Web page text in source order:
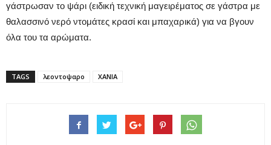
γάστρωσαν το ψάρι (ειδική τεχνική μαγειρέματος σε γάστρα με
θαλασσινό νερό ντομάτες κρασί και μπαχαρικά) για να βγουν
όλα του τα αρώματα.
TAGS λεοντοψαρο ΧΑΝΙΑ